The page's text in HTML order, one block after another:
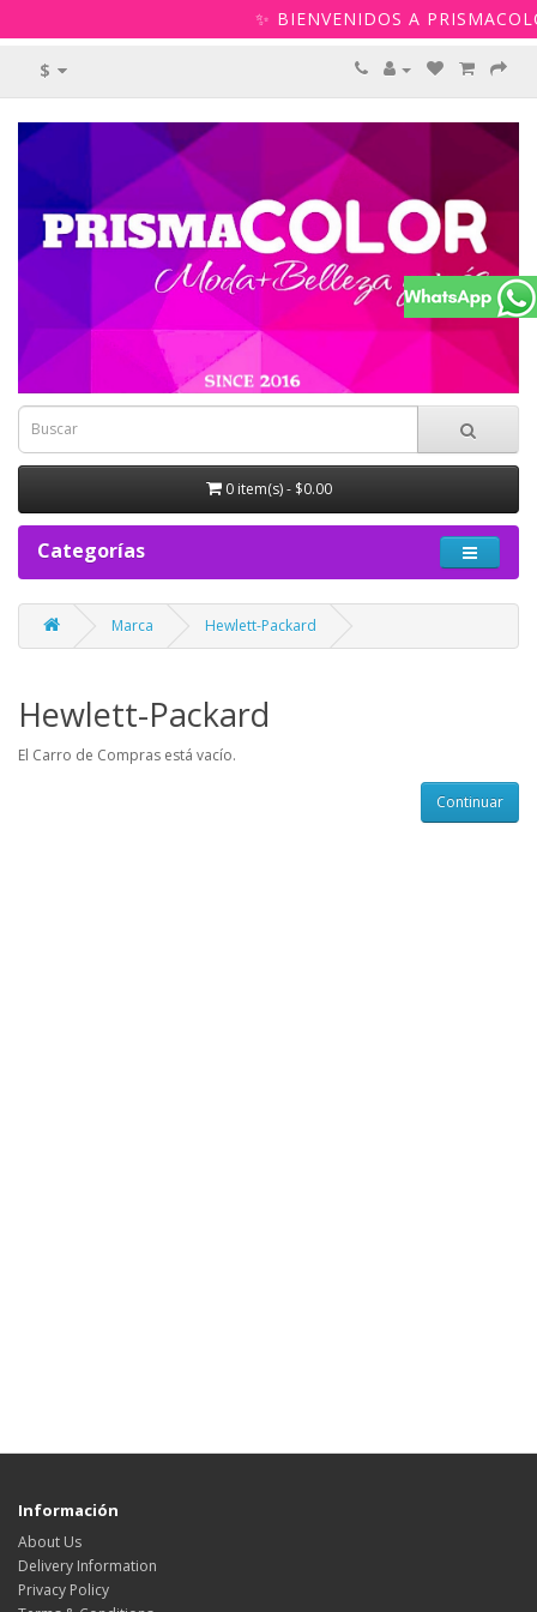
✨ BIENVENIDOS A
$
0 item(s) - $0.00
Categorías
Marca Hewlett-Packard
Hewlett-Packard
El Carro de Compras está vacío.
Continuar
Información
About Us
Delivery Information
Privacy Policy